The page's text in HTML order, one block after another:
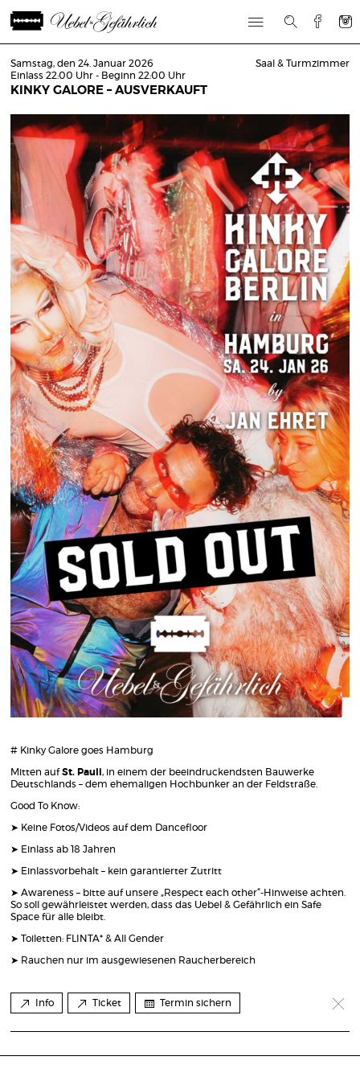
Samstag, den 24. Januar 2026
Einlass 22:00 Uhr - Beginn 22:00 Uhr
KINKY GALORE – AUSVERKAUFT
Saal & Turmzimmer
# Kinky Galore goes Hamburg
Mitten aufSt. Pauli, in einem der beeindruckendsten Bauwerke
Deutschlands – dem ehemaligen Hochbunker an der Feldstraße.
Good To Know:
➤ Keine Fotos/Videos auf dem Dancefloor
➤ Einlass ab 18 Jahren
➤ Einlassvorbehalt – kein garantierter Zutritt
➤ Awareness – bitte auf unsere „Respect each other“-Hinweise achten.
So soll gewährleistet werden, dass das Uebel & Gefährlich ein Safe
Space für alle bleibt.
➤ Toiletten: FLINTA* & All Gender
➤ Rauchen nur im ausgewiesenen Raucherbereich
Info Ticket Termin sichern